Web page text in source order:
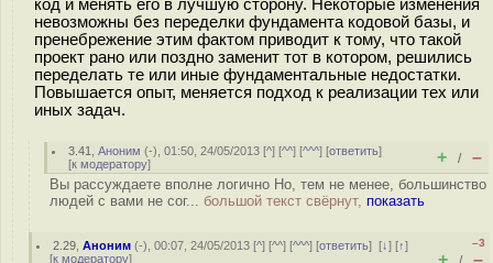
код и менять его в лучшую сторону. Некоторые изменения
невозможны без переделки фундамента кодовой базы, и
пренебрежение этим фактом приводит к тому, что такой
проект рано или поздно заменит тот в котором, решились
переделать те или иные фундаментальные недостатки.
Повышается опыт, меняется подход к реализации тех или
иных задач.
3.41 ,Аноним (-), 01:50, 24/05/2013 [^] [^^] [^^^] [ответить]
[к модератору] + / –
Вы рассуждаете вполне логично Но, тем не менее, большинство
людей с вами не сог... большой текст свёрнут, показать
2.29 ,Аноним (-), 00:07, 24/05/2013 [^] [^^] [^^^] [ответить][↓] [↑]
[к модератору]
–3
+ –